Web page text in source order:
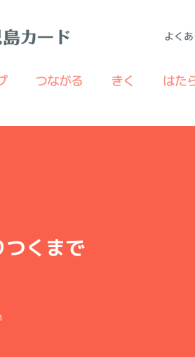
よく
つながる きく はた
くまで